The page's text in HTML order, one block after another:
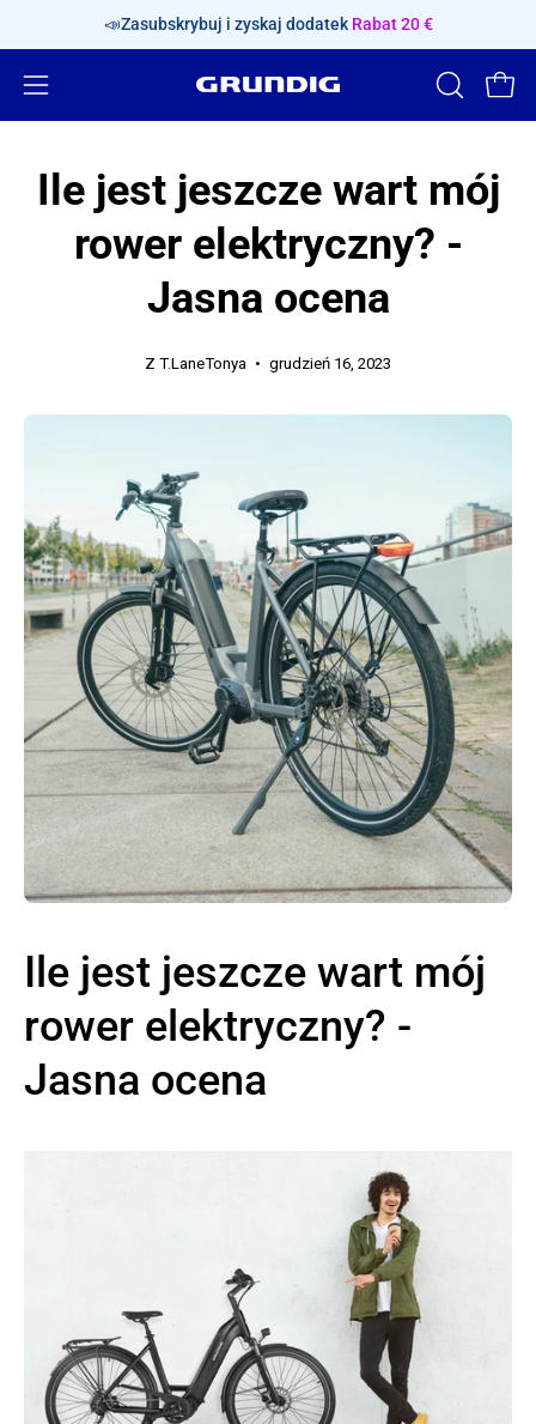
treść
📣Zasubskrybuj i zyskaj dodatek Rabat 20 €
Otwórz
OTWÓRZ
PASEK
Ile jest jeszcze wart mój
rower elektryczny? -
Jasna ocena
Z T.LaneTonya grudzień 16, 2023
Ile jest jeszcze wart mój
rower elektryczny? -
Jasna ocena